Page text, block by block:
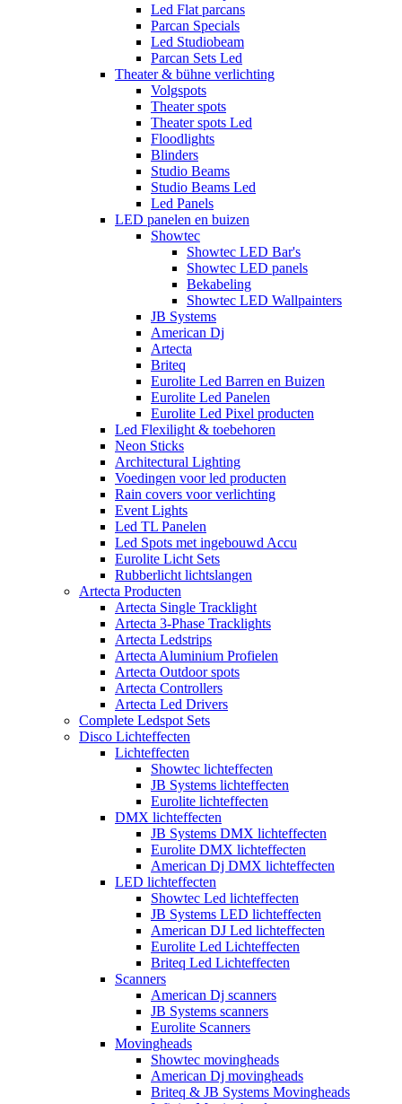
Led Flat parcans
Parcan Specials
Led Studiobeam
Parcan Sets Led
Theater & bühne verlichting
Volgspots
Theater spots
Theater spots Led
Floodlights
Blinders
Studio Beams
Studio Beams Led
Led Panels
LED panelen en buizen
Showtec
Showtec LED Bar's
Showtec LED panels
Bekabeling
Showtec LED Wallpainters
JB Systems
American Dj
Artecta
Briteq
Eurolite Led Barren en Buizen
Eurolite Led Panelen
Eurolite Led Pixel producten
Led Flexilight & toebehoren
Neon Sticks
Architectural Lighting
Voedingen voor led producten
Rain covers voor verlichting
Event Lights
Led TL Panelen
Led Spots met ingebouwd Accu
Eurolite Licht Sets
Rubberlicht lichtslangen
Artecta Producten
Artecta Single Tracklight
Artecta 3-Phase Tracklights
Artecta Ledstrips
Artecta Aluminium Profielen
Artecta Outdoor spots
Artecta Controllers
Artecta Led Drivers
Complete Ledspot Sets
Disco Lichteffecten
Lichteffecten
Showtec lichteffecten
JB Systems lichteffecten
Eurolite lichteffecten
DMX lichteffecten
JB Systems DMX lichteffecten
Eurolite DMX lichteffecten
American Dj DMX lichteffecten
LED lichteffecten
Showtec Led lichteffecten
JB Systems LED lichteffecten
American DJ Led lichteffecten
Eurolite Led Lichteffecten
Briteq Led Lichteffecten
Scanners
American Dj scanners
JB Systems scanners
Eurolite Scanners
Movingheads
Showtec movingheads
American Dj movingheads
Briteq & JB Systems Movingheads